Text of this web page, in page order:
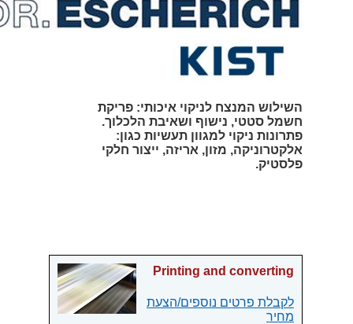
השילוש המנצח לניקוי איכותי: פריקת
חשמל סטטי, נישוף ושאיבת הלכלוך.
פתרונות ניקוי למגוון תעשיות כגון:
אלקטרוניקה, מזון, אריזה, ייצור חלקי
פלסטיק.
Printing and converting
לקבלת פרטים נוספים/הצעת
מחיר